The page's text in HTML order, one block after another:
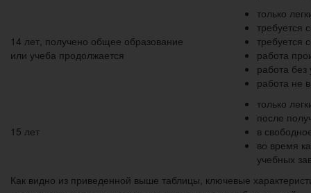
14 лет, получено общее образование
или учеба продолжается
только
требуется
требуется
работа
работа
работа не
15 лет
только
после
в
во время
учебных
Как видно из приведенной выше таблицы, ключевые